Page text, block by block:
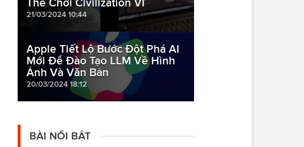
Thể Chơi Civilization VI
21/03/2024 10:44
Apple Tiết Lộ Bước Đột Phá AI
Mới Để Đào Tạo LLM Về Hình
Ảnh Và Văn Bản
20/03/2024 18:12
BÀI NỔI BẬT